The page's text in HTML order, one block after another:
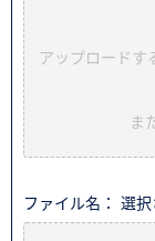
アップロードす
ま
ファイル名： 選